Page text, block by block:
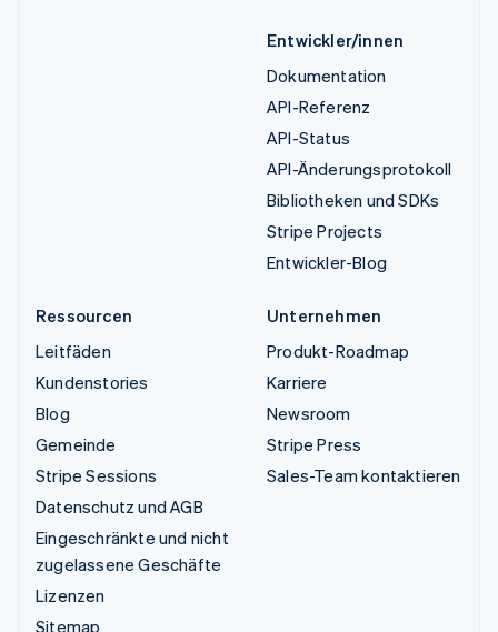
Entwickler/innen
Dokumentation
API-Referenz
API-Status
API-Änderungsprotokoll
Bibliotheken und SDKs
Stripe Projects
Entwickler-Blog
Ressourcen
Leitfäden
Kundenstories
Blog
Gemeinde
Stripe Sessions
Datenschutz und AGB
Eingeschränkte und nicht
zugelassene Geschäfte
Lizenzen
Sitemap
Unternehmen
Produkt-Roadmap
Karriere
Newsroom
Stripe Press
Sales-Team kontaktieren